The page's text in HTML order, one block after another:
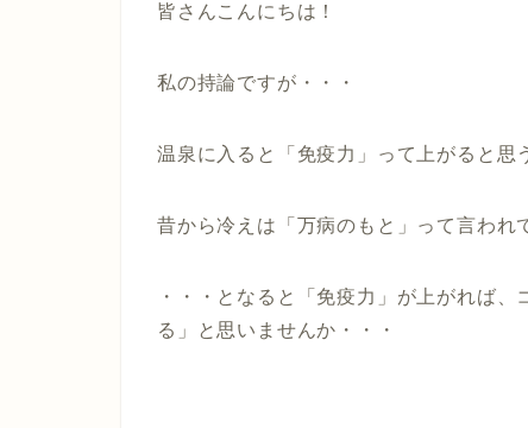
皆さんこんにちは！
私の持論ですが・・・
温泉に入ると「免疫力」って上がると思
昔から冷えは「万病のもと」って言われ
・・・となると「免疫力」が上がれば
る」と思いませんか・・・